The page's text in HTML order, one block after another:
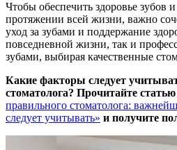
Чтобы обеспечить здоровье зубов
протяжении всей жизни, важно
уход за зубами и поддержание
повседневной жизни, так и
зубами, выбирая качественные
Какие факторы следует
стоматолога? Прочитайте статью
правильного стоматолога:
следует учитывать» и получите